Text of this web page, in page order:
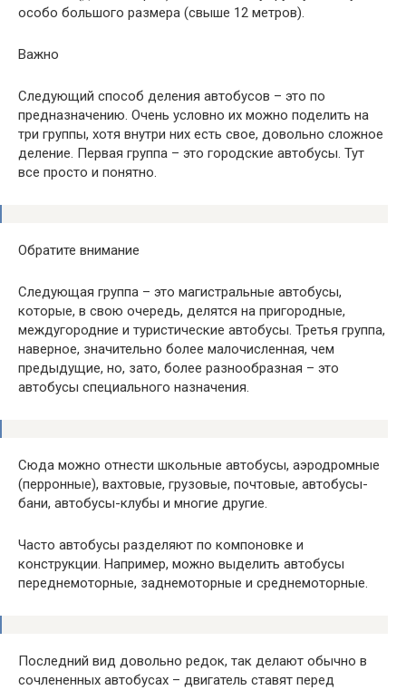
особо большого размера (свыше 12 метров).
Важно
Следующий способ деления автобусов – это по
предназначению. Очень условно их можно поделить на
три группы, хотя внутри них есть свое, довольно сложное
деление. Первая группа – это городские автобусы. Тут
все просто и понятно.
Обратите внимание
Следующая группа – это магистральные автобусы,
которые, в свою очередь, делятся на пригородные,
междугородние и туристические автобусы. Третья группа,
наверное, значительно более малочисленная, чем
предыдущие, но, зато, более разнообразная – это
автобусы специального назначения.
Сюда можно отнести школьные автобусы, аэродромные
(перронные), вахтовые, грузовые, почтовые, автобусы-
бани, автобусы-клубы и многие другие.
Часто автобусы разделяют по компоновке и
конструкции. Например, можно выделить автобусы
переднемоторные, заднемоторные и среднемоторные.
Последний вид довольно редок, так делают обычно в
сочлененных автобусах – двигатель ставят перед